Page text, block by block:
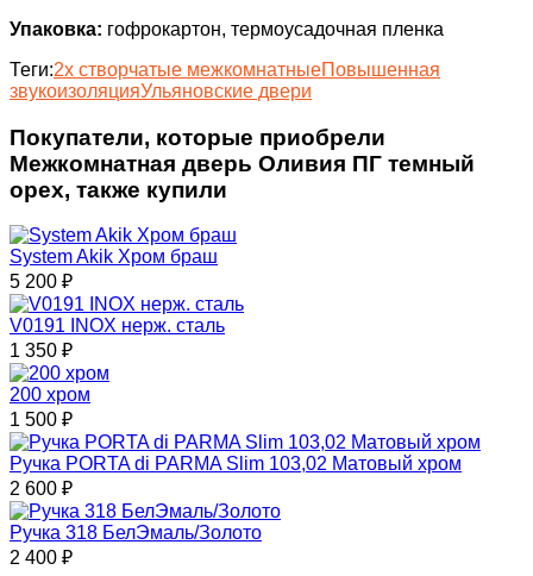
Упаковка: гофрокартон, термоусадочная пленка
Теги:2х створчатые межкомнатныеПовышенная
звукоизоляцияУльяновские двери
Покупатели, которые приобрели
Межкомнатная дверь Оливия ПГ темный
орех, также купили
System Akik Хром браш
5 200 ₽
V0191 INOX нерж. сталь
1 350 ₽
200 хром
1 500 ₽
Ручка PORTA di PARMA Slim 103,02 Матовый хром
2 600 ₽
Ручка 318 БелЭмаль/Золото
2 400 ₽